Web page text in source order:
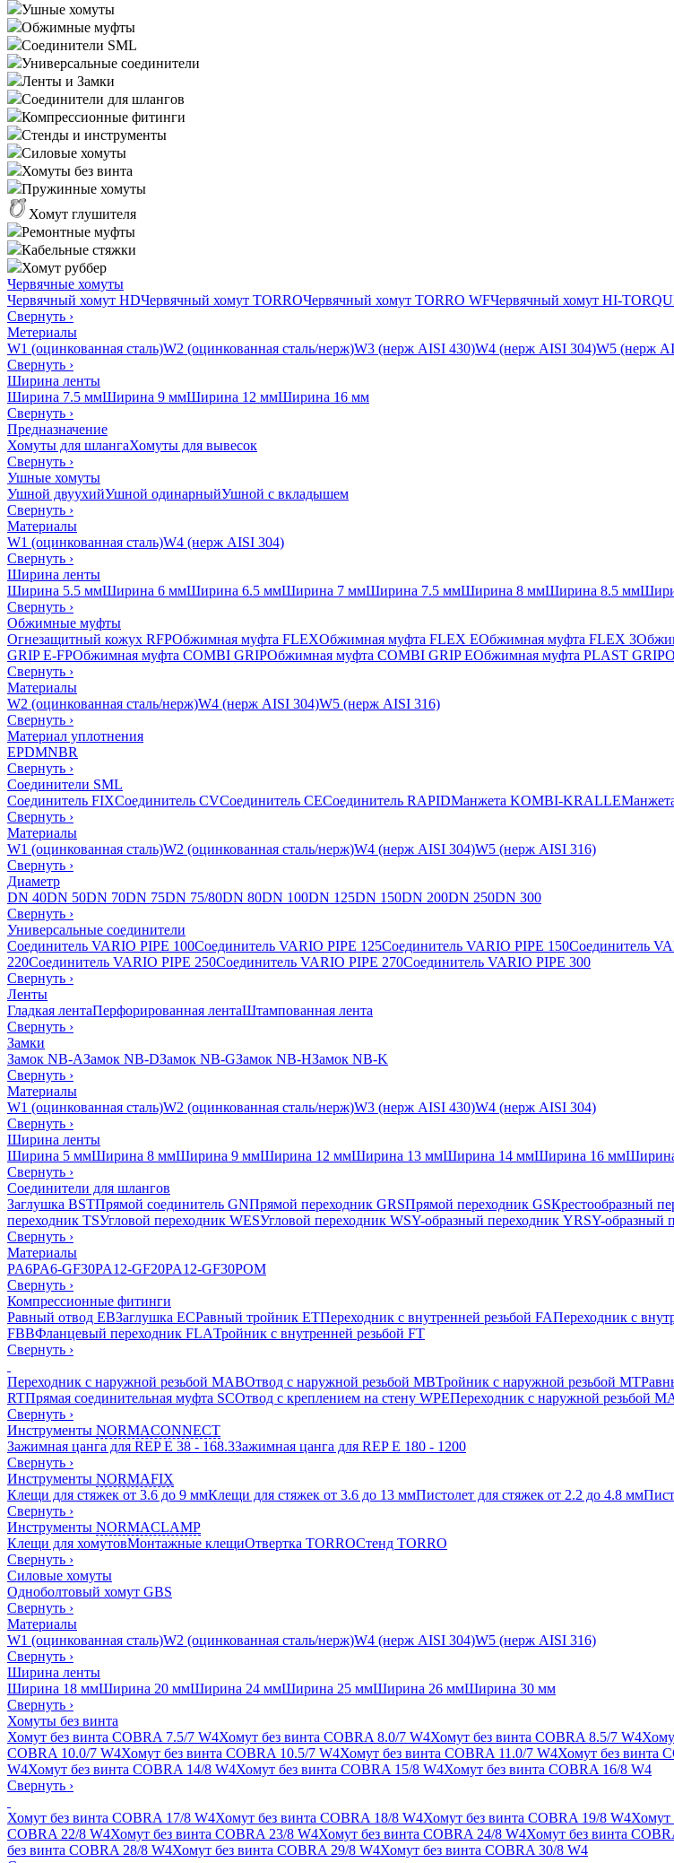
Ушные хомуты
Обжимные муфты
Соединители SML
Универсальные соединители
Ленты и Замки
Соединители для шлангов
Компрессионные фитинги
Стенды и инструменты
Силовые хомуты
Хомуты без винта
Пружинные хомуты
Хомут глушителя
Ремонтные муфты
Кабельные стяжки
Хомут руббер
Червячные хомуты
Червячный хомут HDЧервячный хомут TORROЧервячный хомут TORRO WFЧервячный хомут HI-
Свернуть ›
Метериалы
W1 (оцинкованная сталь)W2 (оцинкованная сталь/нерж)W3 (нерж AISI 430)W4 (нерж AISI 304)W5 (нерж
Свернуть ›
Ширина ленты
Ширина 7.5 ммШирина 9 ммШирина 12 ммШирина 16 мм
Свернуть ›
Предназначение
Хомуты для шлангаХомуты для вывесок
Свернуть ›
Ушные хомуты
Ушной двуухийУшной одинарныйУшной с вкладышем
Свернуть ›
Материалы
W1 (оцинкованная сталь)W4 (нерж AISI 304)
Свернуть ›
Ширина ленты
Ширина 5.5 ммШирина 6 ммШирина 6.5 ммШирина 7 ммШирина 7.5 ммШирина 8 ммШирина 8.5 мм
Свернуть ›
Обжимные муфты
Огнезащитный кожух RFPОбжимная муфта FLEXОбжимная муфта FLEX EОбжимная муфта FLEX 3
GRIP E-FPОбжимная муфта COMBI GRIPОбжимная муфта COMBI GRIP EОбжимная муфта PLAST GRIP
Свернуть ›
Материалы
W2 (оцинкованная сталь/нерж)W4 (нерж AISI 304)W5 (нерж AISI 316)
Свернуть ›
Материал уплотнения
EPDMNBR
Свернуть ›
Соединители SML
Соединитель FIXСоединитель CVСоединитель CEСоединитель RAPIDМанжета KOMBI-KRALLE
Свернуть ›
Материалы
W1 (оцинкованная сталь)W2 (оцинкованная сталь/нерж)W4 (нерж AISI 304)W5 (нерж AISI 316)
Свернуть ›
Диаметр
DN 40DN 50DN 70DN 75DN 75/80DN 80DN 100DN 125DN 150DN 200DN 250DN 300
Свернуть ›
Универсальные соединители
Соединитель VARIO PIPE 100Соединитель VARIO PIPE 125Соединитель VARIO PIPE 150Соединитель
220Соединитель VARIO PIPE 250Соединитель VARIO PIPE 270Соединитель VARIO PIPE 300
Свернуть ›
Ленты
Гладкая лентаПерфорированная лентаШтампованная лента
Свернуть ›
Замки
Замок NB-AЗамок NB-DЗамок NB-GЗамок NB-HЗамок NB-K
Свернуть ›
Материалы
W1 (оцинкованная сталь)W2 (оцинкованная сталь/нерж)W3 (нерж AISI 430)W4 (нерж AISI 304)
Свернуть ›
Ширина ленты
Ширина 5 ммШирина 8 ммШирина 9 ммШирина 12 ммШирина 13 ммШирина 14 ммШирина 16 мм
Свернуть ›
Соединители для шлангов
Заглушка BSTПрямой соединитель GNПрямой переходник GRSПрямой переходник GSКрестообразный
переходник TSУгловой переходник WESУгловой переходник WSY-образный переходник YRSY-образный
Свернуть ›
Материалы
PA6PA6-GF30PA12-GF20PA12-GF30POM
Свернуть ›
Компрессионные фитинги
Равный отвод EBЗаглушка ECРавный тройник ETПереходник с внутренней резьбой FAПереходник с
FBBФланцевый переходник FLAТройник с внутренней резьбой FT
Свернуть ›
Переходник с наружной резьбой MABОтвод с наружной резьбой MBТройник с наружной резьбой MT
RTПрямая соединительная муфта SCОтвод с креплением на стену WPEПереходник с наружной резьбой
Свернуть ›
Инструменты NORMACONNECT
Зажимная цанга для REP E 38 - 168.3Зажимная цанга для REP E 180 - 1200
Свернуть ›
Инструменты NORMAFIX
Клещи для стяжек от 3.6 до 9 ммКлещи для стяжек от 3.6 до 13 ммПистолет для стяжек от 2.2 до 4.8 мм
Свернуть ›
Инструменты NORMACLAMP
Клещи для хомутовМонтажные клещиОтвертка TORROСтенд TORRO
Свернуть ›
Силовые хомуты
Одноболтовый хомут GBS
Свернуть ›
Материалы
W1 (оцинкованная сталь)W2 (оцинкованная сталь/нерж)W4 (нерж AISI 304)W5 (нерж AISI 316)
Свернуть ›
Ширина ленты
Ширина 18 ммШирина 20 ммШирина 24 ммШирина 25 ммШирина 26 ммШирина 30 мм
Свернуть ›
Хомуты без винта
Хомут без винта COBRA 7.5/7 W4Хомут без винта COBRA 8.0/7 W4Хомут без винта COBRA 8.5/7 W4
COBRA 10.0/7 W4Хомут без винта COBRA 10.5/7 W4Хомут без винта COBRA 11.0/7 W4Хомут без винта
W4Хомут без винта COBRA 14/8 W4Хомут без винта COBRA 15/8 W4Хомут без винта COBRA 16/8 W4
Свернуть ›
Хомут без винта COBRA 17/8 W4Хомут без винта COBRA 18/8 W4Хомут без винта COBRA 19/8 W4Хомут
COBRA 22/8 W4Хомут без винта COBRA 23/8 W4Хомут без винта COBRA 24/8 W4Хомут без винта
без винта COBRA 28/8 W4Хомут без винта COBRA 29/8 W4Хомут без винта COBRA 30/8 W4